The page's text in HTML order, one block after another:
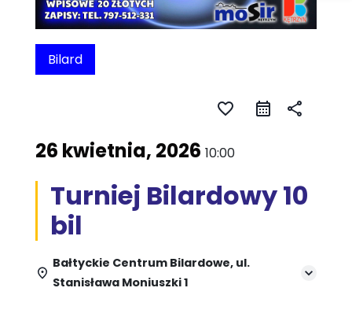
Bilard
favorite_border share
26 kwietnia, 2026 10:00
Turniej Bilardowy 10
bil
Bałtyckie Centrum Bilardowe, ul.
Stanisława Moniuszki 1